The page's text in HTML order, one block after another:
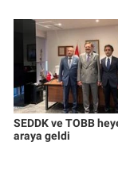
SEDDK ve TOBB
araya geldi